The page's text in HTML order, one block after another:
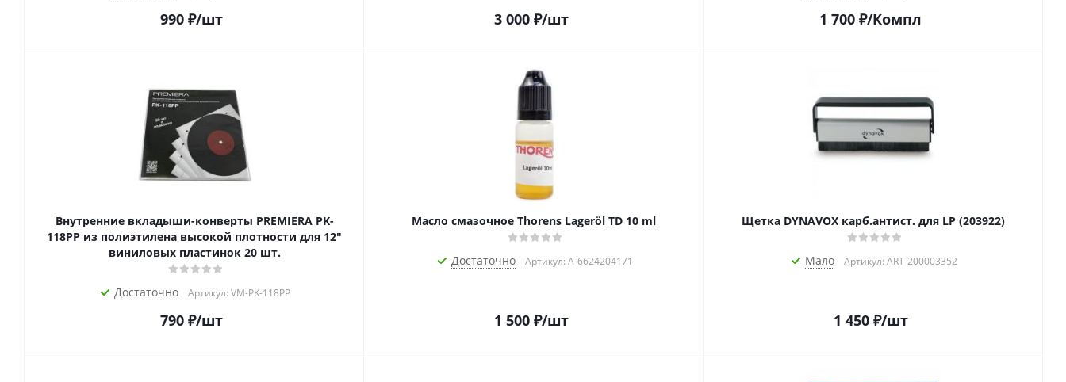
990 ₽/шт 3 000₽/шт 1 700 ₽/Компл
Внутренние вкладыши-конверты PREMIERA PK-
118PP из полиэтилена высокой плотности для 12"
виниловых пластинок 20 шт.
Достаточно Артикул: VM-PK-118PP
790 ₽/шт
Масло смазочное Thorens Lageröl TD 10 ml
Достаточно Артикул: A-6624204171
1 500₽/шт
Щетка DYNAVOX карб.антист. для LP (203922)
Мало Артикул: ART-200003352
1 450₽/шт